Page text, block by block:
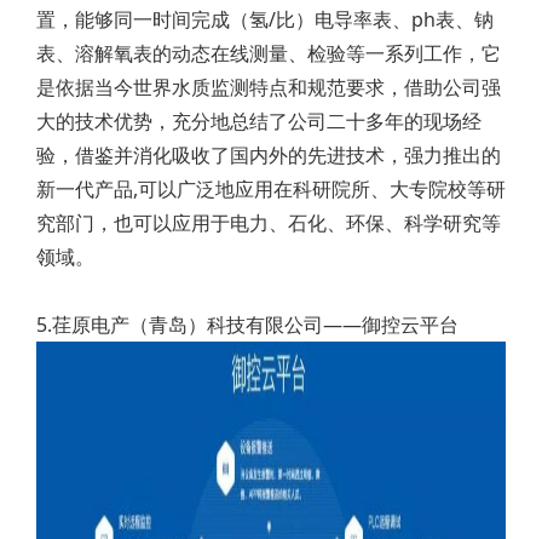
置，能够同一时间完成（氢/比）电导率表、ph表、钠
表、溶解氧表的动态在线测量、检验等一系列工作，它
是依据当今世界水质监测特点和规范要求，借助公司强
大的技术优势，充分地总结了公司二十多年的现场经
验，借鉴并消化吸收了国内外的先进技术，强力推出的
新一代产品,可以广泛地应用在科研院所、大专院校等研
究部门，也可以应用于电力、石化、环保、科学研究等
领域。
5.荏原电产（青岛）科技有限公司——御控云平台